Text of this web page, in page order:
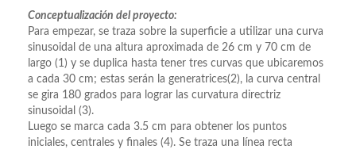
Conceptualización del proyecto:
Para empezar, se traza sobre la superficie a utilizar una curva
sinusoidal de una altura aproximada de 26 cm y 70 cm de
largo (1) y se duplica hasta tener tres curvas que ubicaremos
a cada 30 cm; estas serán la generatrices(2), la curva central
se gira 180 grados para lograr las curvatura directriz
sinusoidal (3).
Luego se marca cada 3.5 cm para obtener los puntos
iniciales, centrales y finales (4). Se traza una línea recta